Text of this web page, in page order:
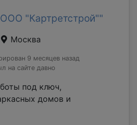
"Картретстрой""
Москва
9 месяцев назад
на сайте давно
под ключ,
домов и